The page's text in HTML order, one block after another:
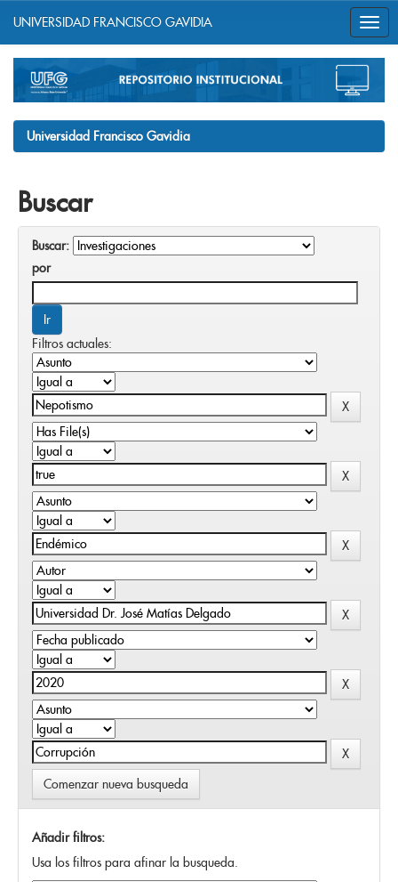
navigation
UNIVERSIDAD FRANCISCO GAVIDIA
Universidad Francisco Gavidia
Buscar
Buscar:
por
Filtros actuales:
Comenzar nueva busqueda
Añadir filtros:
Usa los filtros para afinar la busqueda.